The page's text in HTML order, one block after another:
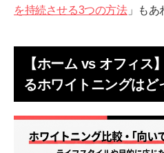
を持続させる3つの方法」もあ
【ホーム vs オフィス
るホワイトニングはど